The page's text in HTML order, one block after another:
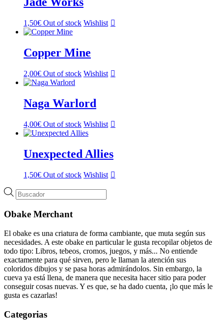
1,50€ Out of stock Wishlist
Copper Mine
2,00€ Out of stock Wishlist
Naga Warlord
4,00€ Out of stock Wishlist
Unexpected Allies
1,50€ Out of stock Wishlist
Búsqueda
de
Obake Merchant
El obake es una criatura de forma cambiante, que muta según sus
necesidades. A este obake en particular le gusta recopilar objetos de
todo tipo: Libros, tebeos, cromos, juegos, y más... No entiende
exactamente para qué sirven, pero le llaman la atención sus
coloridos dibujos y se pasa horas admirándolos. Sin embargo, la
cueva ya está llena, de manera que necesita hacer sitio para poder
conseguir cosas nuevas. Y es que, se ha dado cuenta, ¡lo que más le
gusta es cazarlas!
Categorias